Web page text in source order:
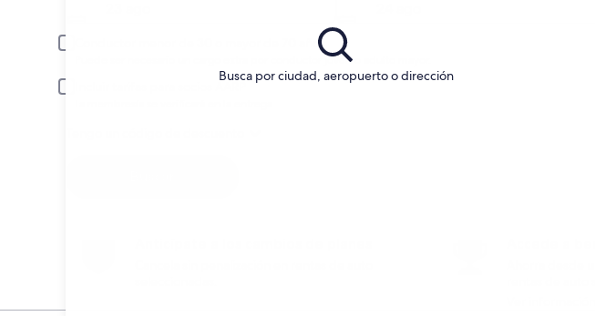
Busca por ciudad, aeropuerto o dirección
Conductor menor de 30 o mayor de 70 años
Puede ser necesario un cargo extra por conductor joven o adulto mayor.
Accede a
Ahorra desde
rentas de
Ver